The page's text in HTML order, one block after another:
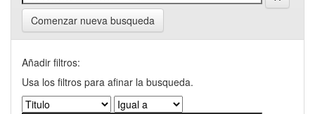
Comenzar nueva busqueda
Añadir filtros:
Usa los filtros para afinar la busqueda.